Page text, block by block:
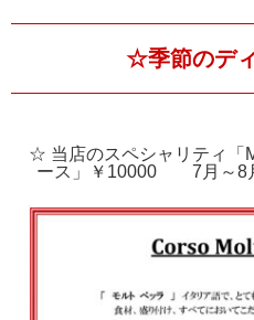
☆季節のデ
☆ 当店のスペシャリティ「
ース」￥10000 7月～8月